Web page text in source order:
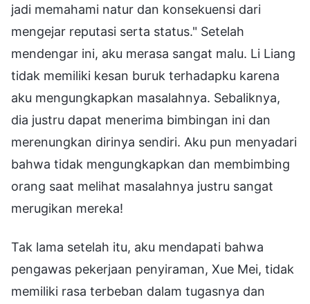
jadi memahami natur dan konsekuensi dari
mengejar reputasi serta status." Setelah
mendengar ini, aku merasa sangat malu. Li Liang
tidak memiliki kesan buruk terhadapku karena
aku mengungkapkan masalahnya. Sebaliknya,
dia justru dapat menerima bimbingan ini dan
merenungkan dirinya sendiri. Aku pun menyadari
bahwa tidak mengungkapkan dan membimbing
orang saat melihat masalahnya justru sangat
merugikan mereka!
Tak lama setelah itu, aku mendapati bahwa
pengawas pekerjaan penyiraman, Xue Mei, tidak
memiliki rasa terbeban dalam tugasnya dan